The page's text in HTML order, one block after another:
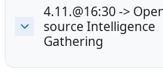
Skrči
4.11.@16:30 ->
source Intelligence
Gathering